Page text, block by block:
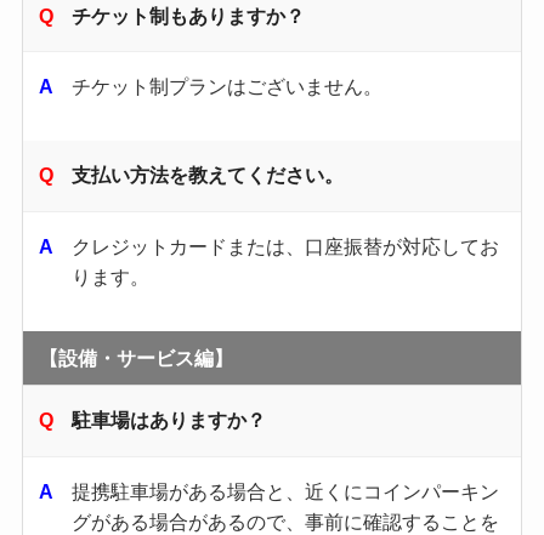
チケット制もありますか？
チケット制プランはございません。
支払い方法を教えてください。
クレジットカードまたは、口座振替が対応してお
ります。
【設備・サービス編】
駐車場はありますか？
提携駐車場がある場合と、近くにコインパーキン
グがある場合があるので、事前に確認することを